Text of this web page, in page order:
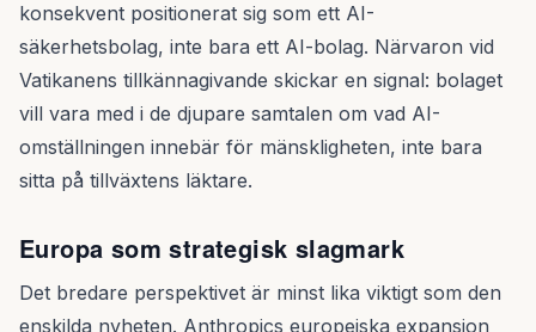
konsekvent positionerat sig som ett AI-
säkerhetsbolag, inte bara ett AI-bolag. Närvaron vid
Vatikanens tillkännagivande skickar en signal: bolaget
vill vara med i de djupare samtalen om vad AI-
omställningen innebär för mänskligheten, inte bara
sitta på tillväxtens läktare.
Europa som strategisk slagmark
Det bredare perspektivet är minst lika viktigt som den
enskilda nyheten. Anthropics europeiska expansion